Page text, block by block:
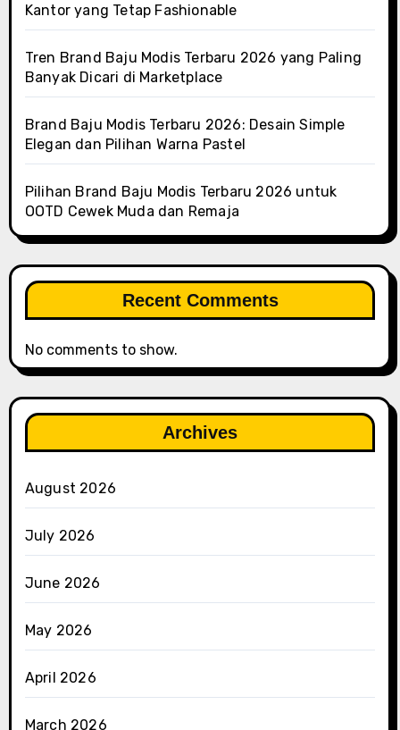
Kantor yang Tetap Fashionable
Tren Brand Baju Modis Terbaru 2026 yang Paling
Banyak Dicari di Marketplace
Brand Baju Modis Terbaru 2026: Desain Simple
Elegan dan Pilihan Warna Pastel
Pilihan Brand Baju Modis Terbaru 2026 untuk
OOTD Cewek Muda dan Remaja
Recent Comments
No comments to show.
Archives
August 2026
July 2026
June 2026
May 2026
April 2026
March 2026